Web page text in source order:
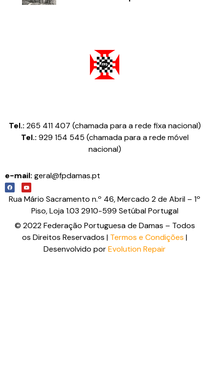
Tel.: 265 411 407 (chamada para a rede fixa nacional)
Tel.: 929 154 545 (chamada para a rede móvel
nacional)
e-mail: geral@fpdamas.pt
Rua Mário Sacramento n.º 46, Mercado 2 de Abril – 1º
Piso, Loja 1.03 2910-599 Setúbal Portugal
© 2022 Federação Portuguesa de Damas – Todos
os Direitos Reservados | Termos e Condições |
Desenvolvido porEvolution Repair